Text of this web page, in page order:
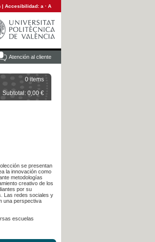
| Accesibilidad: a · A
Atención al cliente
0 items
Subtotal: 0,00 €
se presentan
la innovación como
metodologías
creativo de los
por su
Las redes sociales y
una perspectiva
escuelas